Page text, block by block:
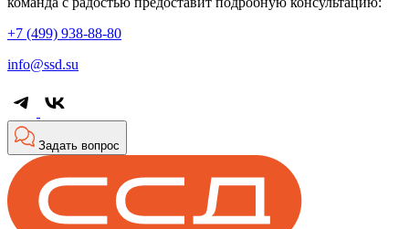
+7 (499) 938-88-80
info@ssd.su
Задать вопрос